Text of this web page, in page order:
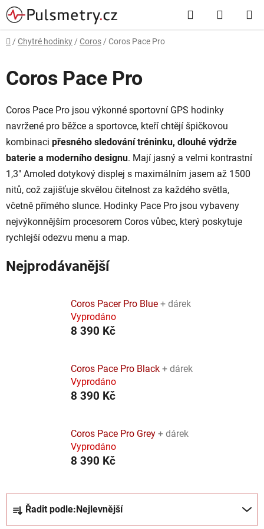
Přejít
na
obsah
Hledat
KOŠÍK
Domů
/ Chytré hodinky / Coros / Coros Pace Pro
Coros Pace Pro
Coros Pace Pro jsou výkonné sportovní GPS hodinky
navržené pro běžce a sportovce, kteří chtějí špičkovou
kombinaci přesného sledování tréninku, dlouhé výdrže
baterie a moderního designu. Mají jasný a velmi kontrastní
1,3″ Amoled dotykový displej s maximálním jasem až 1500
nitů, což zajišťuje skvělou čitelnost za každého světla,
včetně přímého slunce. Hodinky Pace Pro jsou vybaveny
nejvýkonnějším procesorem Coros vůbec, který poskytuje
rychlejší odezvu menu a map.
Nejprodávanější
Coros Pacer Pro Blue + dárek
Vyprodáno
8 390 Kč
Coros Pace Pro Black + dárek
Vyprodáno
8 390 Kč
Coros Pace Pro Grey + dárek
Vyprodáno
8 390 Kč
Řadit podle: Nejlevnější